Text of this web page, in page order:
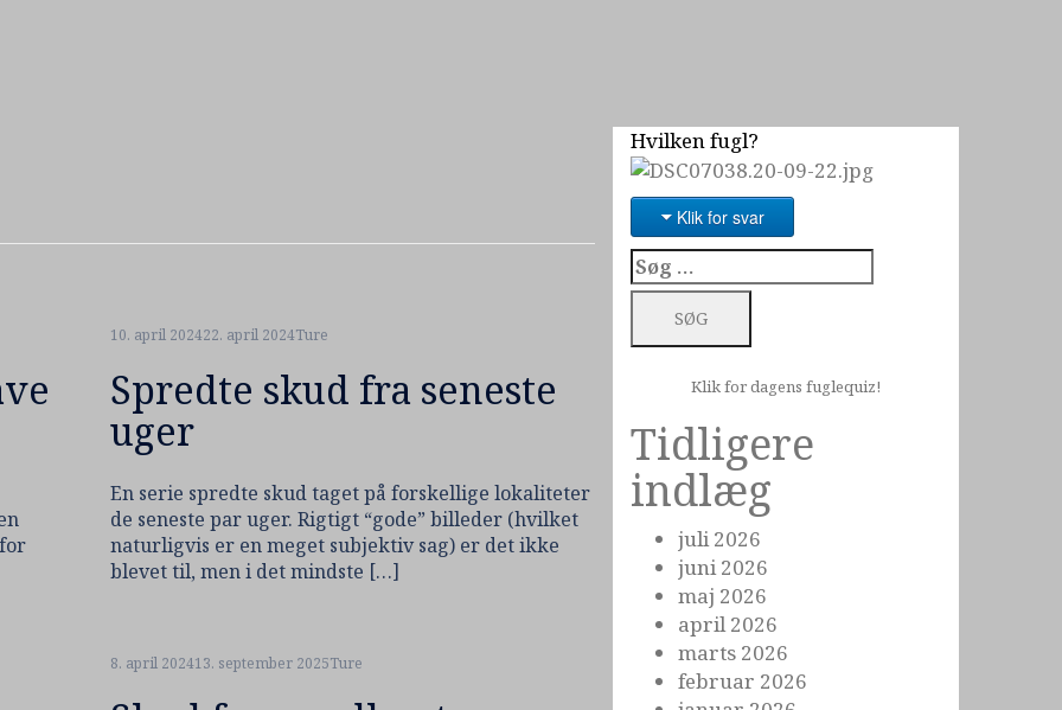
10. april 202422. april 2024Ture
Spredte skud fra seneste
uger
En serie spredte skud taget på forskellige lokaliteter
de seneste par uger. Rigtigt “gode” billeder (hvilket
naturligvis er en meget subjektiv sag) er det ikke
blevet til, men i det mindste […]
8. april 202413. september 2025Ture
Hvilken fugl?
Klik for svar
Søg
efter:
Klik for dagens fuglequiz!
Tidligere
indlæg
juli 2026
juni 2026
maj 2026
april 2026
marts 2026
februar 2026